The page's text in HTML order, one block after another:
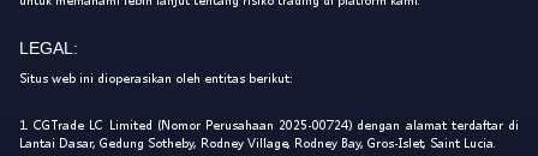
LEGAL:
Situs web ini dioperasikan oleh entitas berikut:
1. CGTrade LC Limited (Nomor Perusahaan 2025-00724) dengan alamat terdaftar di
Lantai Dasar, Gedung Sotheby, Rodney Village, Rodney Bay, Gros-Islet, Saint Lucia.